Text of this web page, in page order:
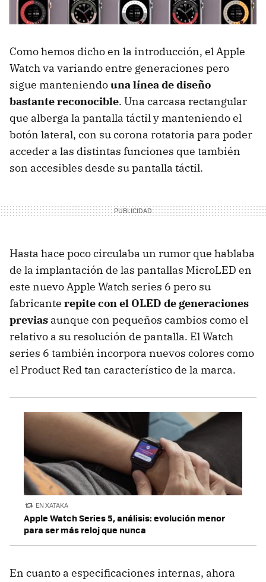
Como hemos dicho en la introducción, el Apple
Watch va variando entre generaciones pero
sigue manteniendouna línea de diseño
bastante reconocible. Una carcasa rectangular
que alberga la pantalla táctil y manteniendo el
botón lateral, con su corona rotatoria para poder
acceder a las distintas funciones que también
son accesibles desde su pantalla táctil.
Hasta hace poco circulaba un rumor que hablaba
de la implantación de las pantallas MicroLED en
este nuevo Apple Watch series 6 pero su
fabricante repite con el OLED de generaciones
previas aunque con pequeños cambios como el
relativo a su resolución de pantalla. El Watch
series 6 también incorpora nuevos colores como
el Product Red tan característico de la marca.
EN XATAKA
Apple Watch Series 5, análisis: evolución menor
para ser más reloj que nunca
En cuanto a especificaciones internas, ahora